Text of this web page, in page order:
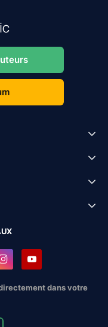
dans votre